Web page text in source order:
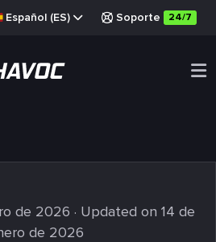
Español (ES) Soporte 24/7
de 2026 · Updated on 14 de
de 2026